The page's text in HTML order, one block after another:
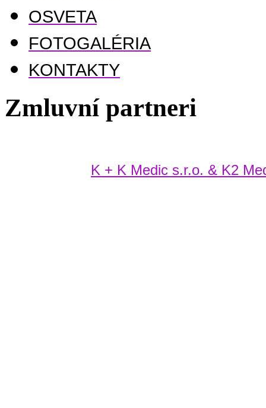
OSVETA
FOTOGALÉRIA
KONTAKTY
Zmluvní partneri
K + K Medic s.r.o. & K2